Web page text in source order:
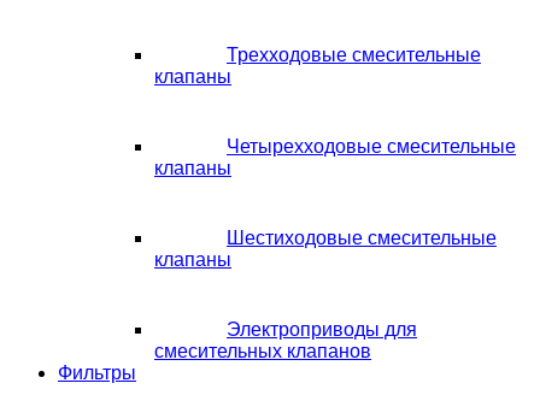
Трехходовые смесительные
клапаны
Четырехходовые смесительные
клапаны
Шестиходовые смесительные
клапаны
Электроприводы для
смесительных клапанов
Фильтры